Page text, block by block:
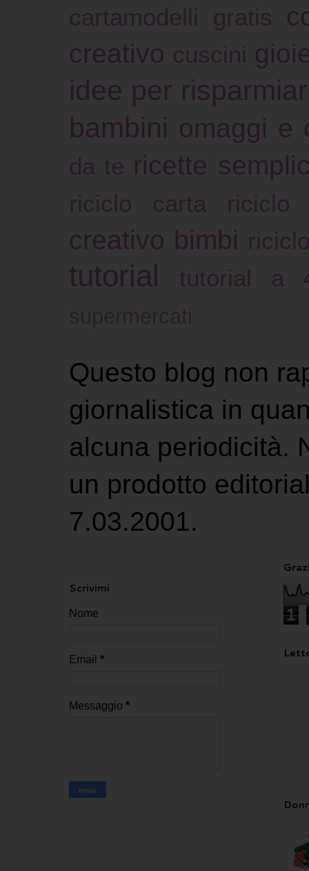
cartamodelli gratis
creativo cuscini
idee per
bambini omaggi e
da te ricette
riciclo carta riciclo
creativo bimbi
tutorial tutorial a
Questo blog non
giornalistica in
alcuna periodicità.
un prodotto
7.03.2001.
Scrivimi
Nome
Email *
Messaggio *
1